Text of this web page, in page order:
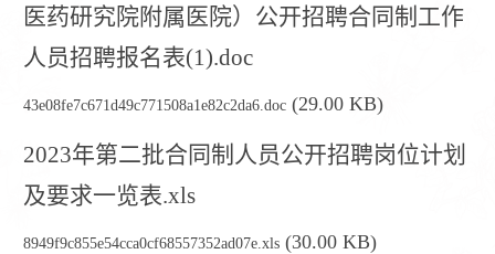
医药研究院附属医院）公开招聘合同制工作
人员招聘报名表(1).doc
43e08fe7c671d49c771508a1e82c2da6.doc (29.00 KB)
2023年第二批合同制人员公开招聘岗位计划
及要求一览表.xls
8949f9c855e54cca0cf68557352ad07e.xls (30.00 KB)